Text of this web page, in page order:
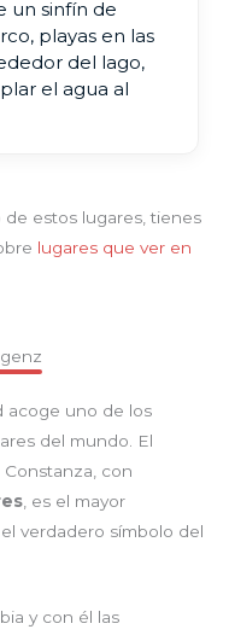
un sinfín de
playas en las
del lago,
el agua al
estos lugares, tienes
lugares que ver en
acoge uno de los
del mundo. El
con
, es el mayor
verdadero símbolo del
y con él las